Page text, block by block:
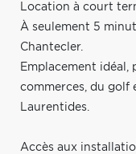
Location à court
À seulement 5
Chantecler.
Emplacement idéal,
commerces, du golf
Laurentides.
Accès aux